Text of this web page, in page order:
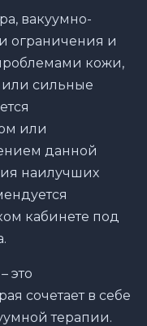
вакуумно-
ограничения и
кожи,
или сильные
или
данной
наилучших
кабинете под
это
сочетает в себе
терапии.